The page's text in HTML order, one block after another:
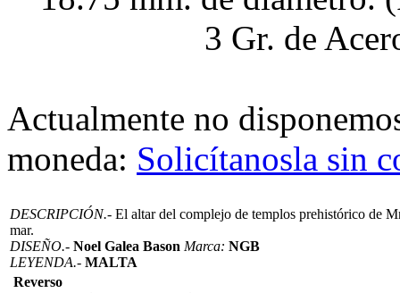
3 Gr. de
Actualmente no
moneda: Solicítanosla sin
DESCRIPCIÓN.- El altar del complejo de templos prehistórico de
mar.
DISEÑO.- Noel Galea Bason Marca: NGB
LEYENDA.- MALTA
Reverso